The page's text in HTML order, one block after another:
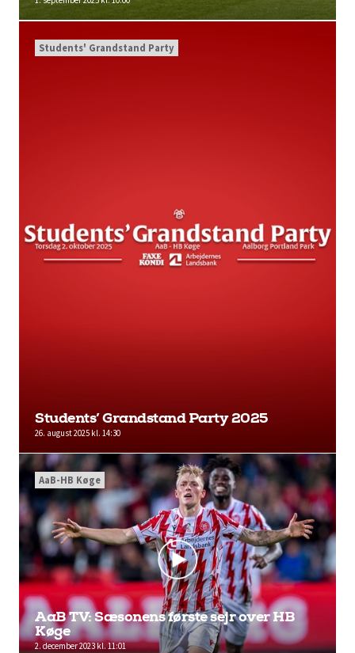
Students’ Grandstand Party 2025
26. august 2025 kl. 14:30
Students' Grandstand Party
AaB TV: Sæsonens første sejr over HB
Køge
2. december 2023 kl. 11:01
AaB-HB Køge